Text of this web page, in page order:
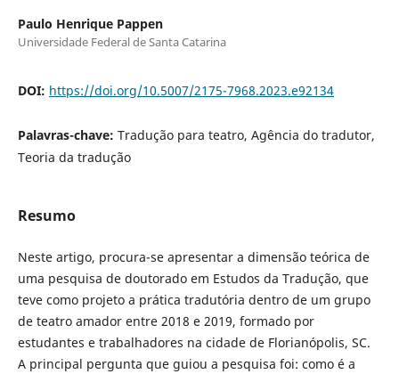
Paulo Henrique Pappen
Universidade Federal de Santa Catarina
DOI: https://doi.org/10.5007/2175-7968.2023.e92134
Palavras-chave: Tradução para teatro, Agência do tradutor,
Teoria da tradução
Resumo
Neste artigo, procura-se apresentar a dimensão teórica de
uma pesquisa de doutorado em Estudos da Tradução, que
teve como projeto a prática tradutória dentro de um grupo
de teatro amador entre 2018 e 2019, formado por
estudantes e trabalhadores na cidade de Florianópolis, SC.
A principal pergunta que guiou a pesquisa foi: como é a